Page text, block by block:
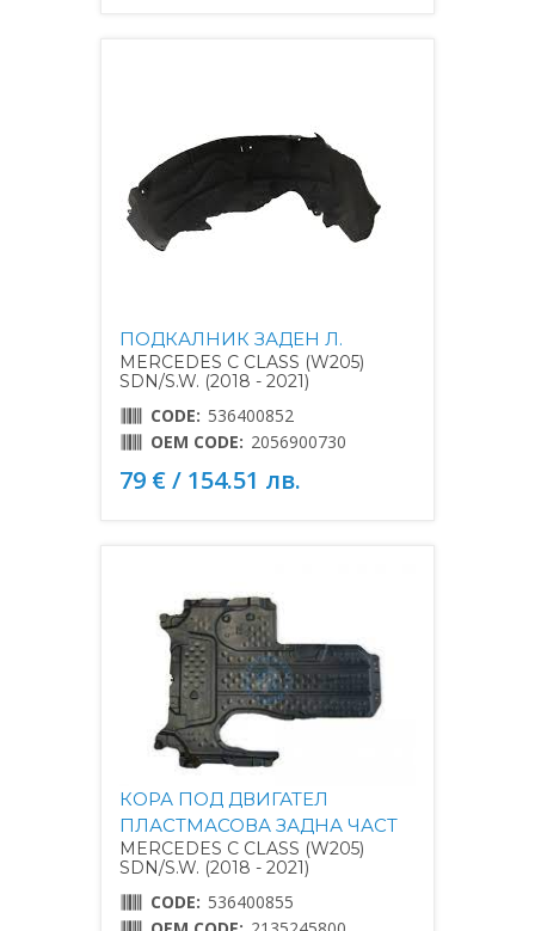
ПОДКАЛНИК ЗАДЕН Л.
MERCEDES C CLASS (W205)
SDN/S.W. (2018 - 2021)
CODE: 536400852
OEM CODE: 2056900730
79 € / 154.51 лв.
КОРА ПОД ДВИГАТЕЛ
ПЛАСТМАСОВА ЗАДНА ЧАСТ
MERCEDES C CLASS (W205)
SDN/S.W. (2018 - 2021)
CODE: 536400855